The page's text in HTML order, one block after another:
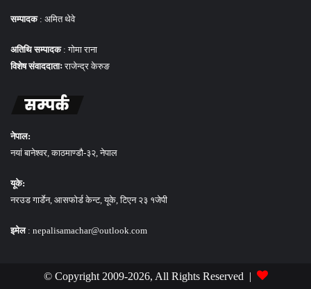
सम्पादक: अमित थेवे
अतिथि सम्पादक: गोमा राना
विशेष संवाददाताःराजेन्द्र केरुङ
सम्पर्क
नेपाल:
नयां बानेश्वर, काठमाण्डौ-३२, नेपाल
यूके:
नरउड गार्डेन, आसफोर्ड केन्ट, यूके, टिएन २३ १जेपी
इमेल: nepalisamachar@outlook.com
© Copyright 2009-2026, All Rights Reserved |